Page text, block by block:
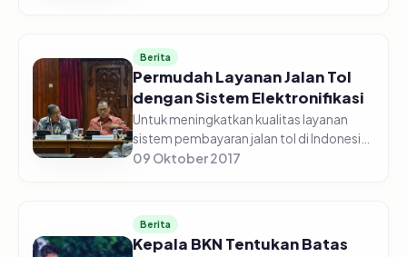
Terpadu Satu Pin...
Berita
Permudah Layanan Jalan Tol
dengan Sistem Elektronifikasi
Untuk meningkatkan kualitas layanan
sistem pembayaran jalan tol di Indonesia,
Kementerian Koordinator Bidang
09 Oktober 2017
Berita
Kepala BKN Tentukan Batas